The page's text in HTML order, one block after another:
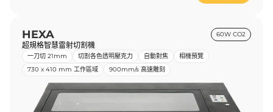
HEXA 60W CO2
超規格智慧雷射切割機
一刀切 21mm 切割各色透明壓克力 自動對焦
相機預覽
730 x 410 mm 工作區域
900mm/s 高速雕刻